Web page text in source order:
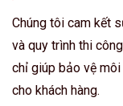
Chúng tôi cam kết
và quy trình thi
chỉ giúp bảo vệ
cho khách hàng.